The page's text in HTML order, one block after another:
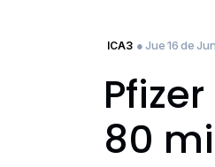
ICA3 ● Jue 16 de
80